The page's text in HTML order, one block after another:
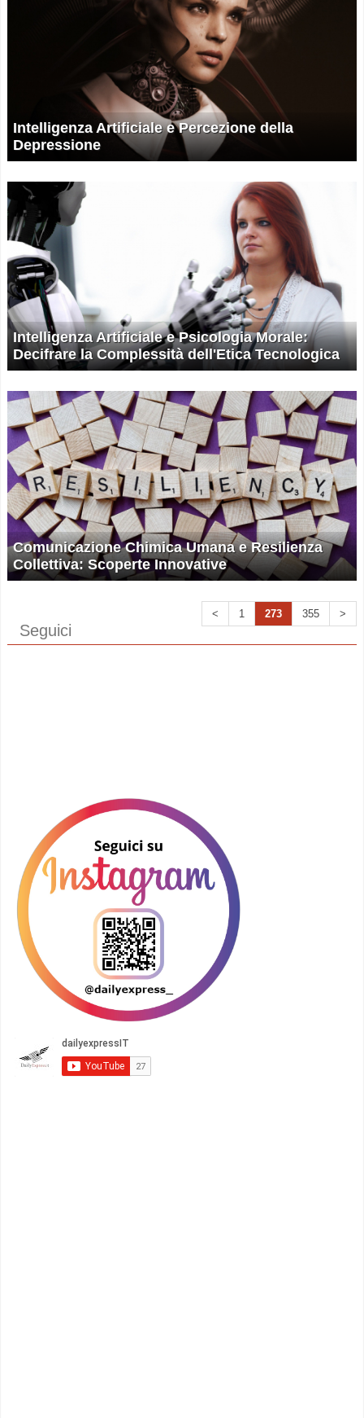
Intelligenza Artificiale e Percezione della
Depressione
Intelligenza Artificiale e Psicologia Morale:
Decifrare la Complessità dell'Etica Tecnologica
Comunicazione Chimica Umana e Resilienza
Collettiva: Scoperte Innovative
< 1 273 355 >
Seguici